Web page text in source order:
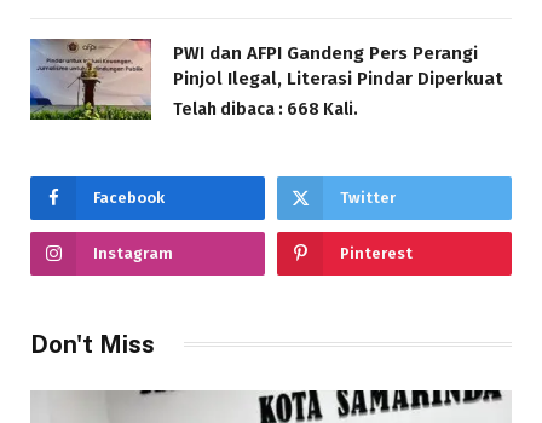
PWI dan AFPI Gandeng Pers Perangi
Pinjol Ilegal, Literasi Pindar Diperkuat
Telah dibaca : 668 Kali.
Facebook Twitter
Instagram Pinterest
Don't Miss